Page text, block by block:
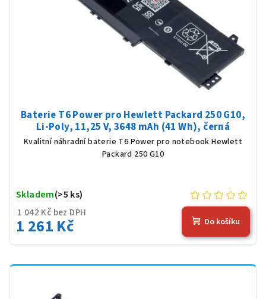
Baterie T6 Power pro Hewlett Packard 250 G10,
Li-Poly, 11,25 V, 3648 mAh (41 Wh), černá
Kvalitní náhradní baterie T6 Power pro notebook Hewlett
Packard 250 G10
1 042 Kč bez DPH
1 261 Kč
Skladem(>5 ks)
Do košíku